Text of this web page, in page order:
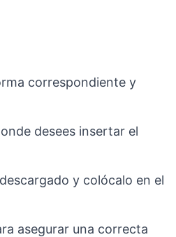
correspondiente y
desees insertar el
y colócalo en el
asegurar una correcta